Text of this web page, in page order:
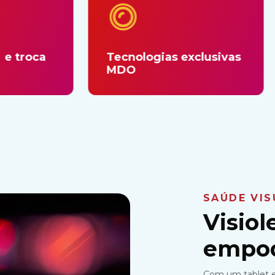
Tecnologias exclusivas
SAÚDE